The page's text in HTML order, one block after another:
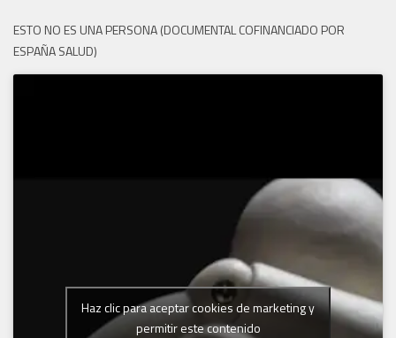
ESTO NO ES UNA PERSONA (DOCUMENTAL COFINANCIADO POR
ESPAÑA SALUD)
Haz clic para aceptar cookies de marketing y
permitir este contenido